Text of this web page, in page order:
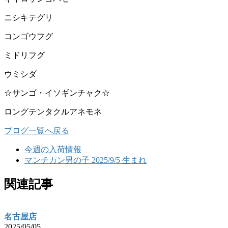
ニシキテグリ
コンゴウフグ
ミドリフグ
ウミシダ
☆サンゴ・イソギンチャク☆
ロングテンタクルアネモネ
ブログ一覧へ戻る
今週の入荷情報
マンチカン男の子 2025/9/5 生まれ
関連記事
名古屋店